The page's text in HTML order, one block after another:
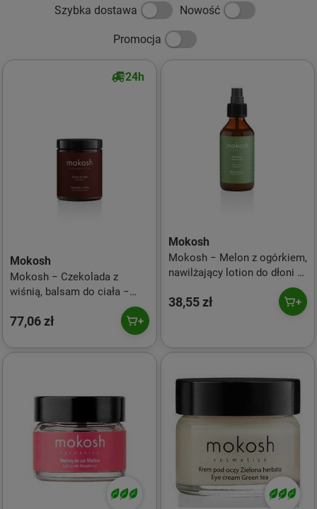
Szybka dostawa Nowość
Promocja
24h
Mokosh
Mokosh − Czekolada z
wiśnią, balsam do ciała −
77,06 zł
Mokosh
Mokosh − Melon z ogórkiem,
nawilżający lotion do dłoni −
38,55 zł